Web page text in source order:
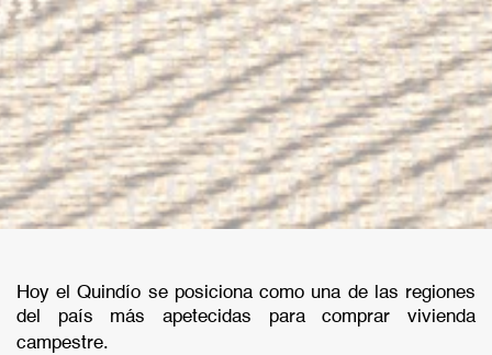
Hoy el Quindío se posiciona como una de las regiones
del país más apetecidas para comprar vivienda
campestre.